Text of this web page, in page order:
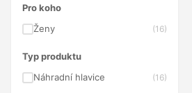
Pro koho
Ženy
(16)
Typ produktu
Náhradní hlavice
(16)